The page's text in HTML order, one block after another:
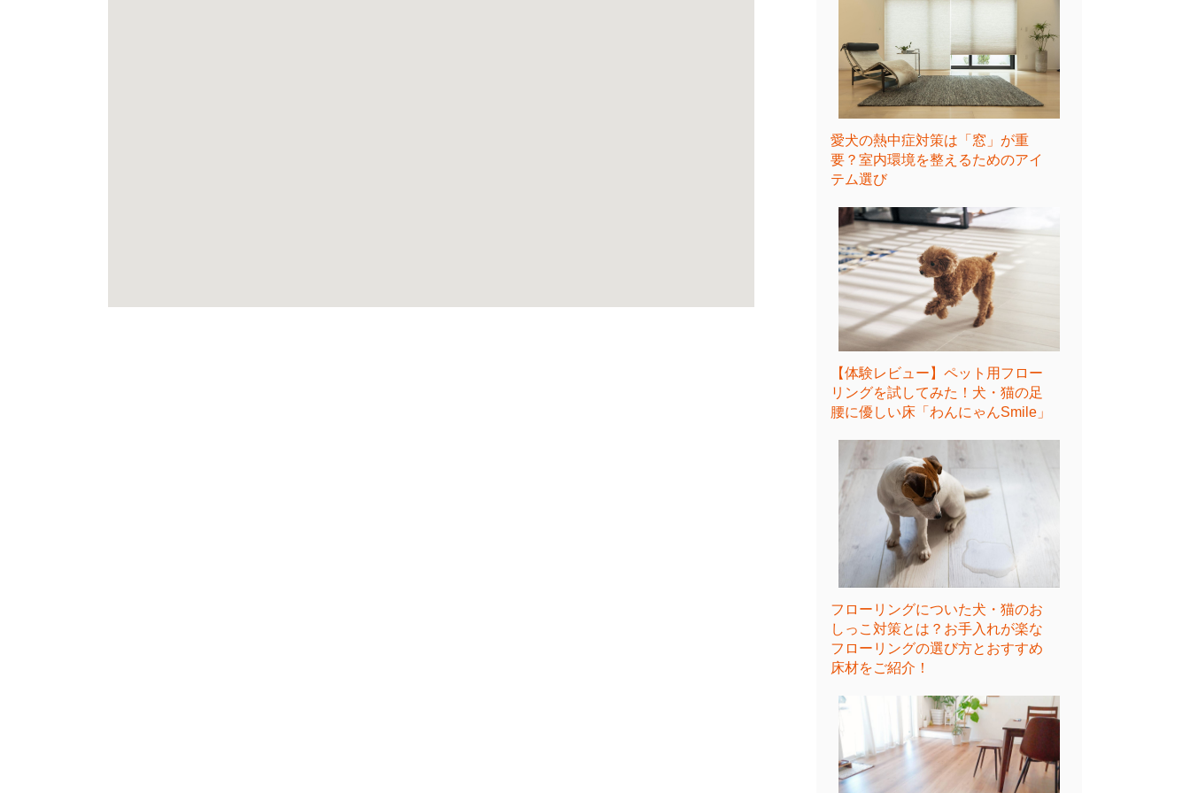
愛犬の熱中症対策は「窓」が重
要？室内環境を整えるためのアイ
テム選び
【体験レビュー】ペット用フロー
リングを試してみた！犬・猫の足
腰に優しい床「わんにゃんSmile」
フローリングについた犬・猫のお
しっこ対策とは？お手入れが楽な
フローリングの選び方とおすすめ
床材をご紹介！